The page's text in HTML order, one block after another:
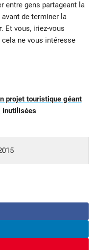
entre gens partageant la
de terminer la
. Et vous, iriez-vous
ne vous intéresse
projet touristique géant
inutilisées